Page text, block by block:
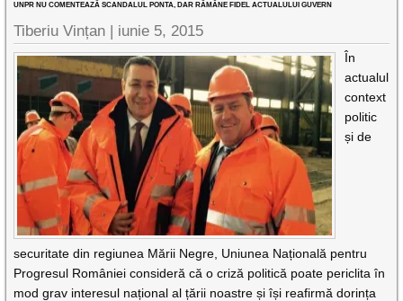
UNPR NU COMENTEAZĂ SCANDALUL PONTA, DAR RĂMÂNE FIDEL ACTUALULUI GUVERN
Tiberiu Vințan | iunie 5, 2015
În
actualul
context
politic
și de
securitate din regiunea Mării Negre, Uniunea Națională pentru
Progresul României consideră că o criză politică poate periclita în
mod grav interesul național al țării noastre și își reafirmă dorința